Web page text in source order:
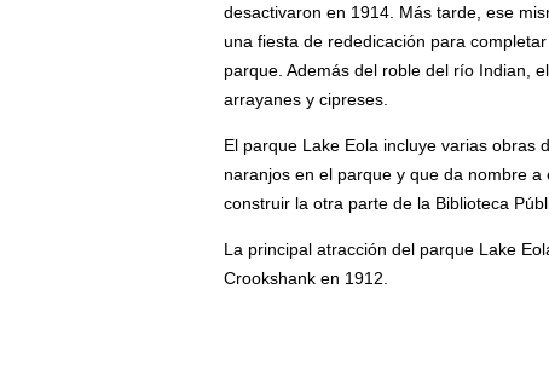
desactivaron en 1914. Más tarde, ese
una fiesta de rededicación para
parque. Además del roble del río Indian,
arrayanes y cipreses.
El parque Lake Eola incluye varias obras
naranjos en el parque y que da nombre
construir la otra parte de la Biblioteca
La principal atracción del parque Lake
Crookshank en 1912.